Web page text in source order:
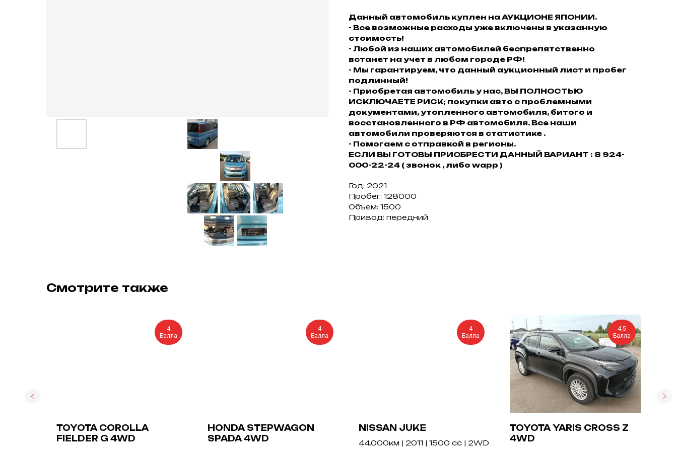
Данный автомобиль куплен на АУКЦИОНЕ ЯПОНИИ.
- Все возможные расходы уже включены в указанную
стоимость!
- Любой из наших автомобилей беспрепятственно
встанет на учет в любом городе РФ!
- Мы гарантируем, что данный аукционный лист и пробег
подлинный!
- Приобретая автомобиль у нас, ВЫ ПОЛНОСТЬЮ
ИСКЛЮЧАЕТЕ РИСК; покупки авто с проблемными
документами, утопленного автомобиля, битого и
восстановленного в РФ автомобиля. Все наши
автомобили проверяются в статистике .
- Помогаем с отправкой в регионы.
ЕСЛИ ВЫ ГОТОВЫ ПРИОБРЕСТИ ДАННЫЙ ВАРИАНТ : 8 924-
000-22-24 ( звонок , либо wapp )
Год: 2021
Пробег: 128000
Объем: 1500
Привод: передний
Смотрите также
4
Балла
TOYOTA COROLLA
FIELDER G 4WD
4
Балла
HONDA STEPWAGON
SPADA 4WD
4
Балла
NISSAN JUKE
44.000км | 2011 | 1500 cc | 2WD
4.5
Балла
TOYOTA YARIS CROSS Z
4WD